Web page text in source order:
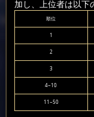
加し、上位者は以下
順位
1
2
3
4~10
11~50